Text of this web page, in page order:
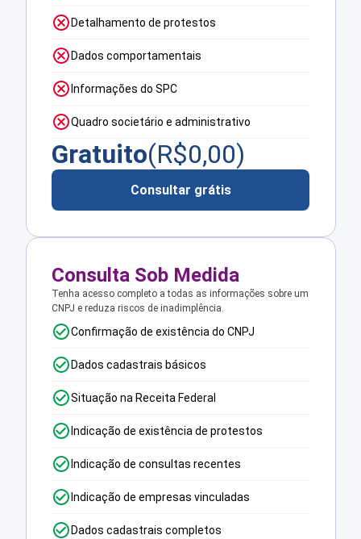
Detalhamento de protestos
Dados comportamentais
Informações do SPC
Quadro societário e administrativo
Gratuito(R$0,00)
Consultar grátis
Consulta Sob Medida
Tenha acesso completo a todas as informações sobre um
CNPJ e reduza riscos de inadimplência.
Confirmação de existência do CNPJ
Dados cadastrais básicos
Situação na Receita Federal
Indicação de existência de protestos
Indicação de consultas recentes
Indicação de empresas vinculadas
Dados cadastrais completos